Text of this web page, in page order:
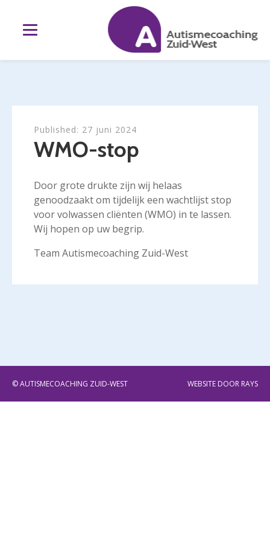
Published: 27 juni 2024
WMO-stop
Door grote drukte zijn wij helaas
genoodzaakt om tijdelijk een wachtlijst stop
voor volwassen cliënten (WMO) in te lassen.
Wij hopen op uw begrip.
Team Autismecoaching Zuid-West
© AUTISMECOACHING ZUID-WEST WEBSITE DOOR RAYS